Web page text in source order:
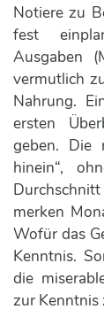
Notiere zu
fest
Ausgaben
vermutlich
Nahrung.
ersten
geben. Die
hinein“,
merken
Wofür das
Kenntnis.
die
zur Kenntnis